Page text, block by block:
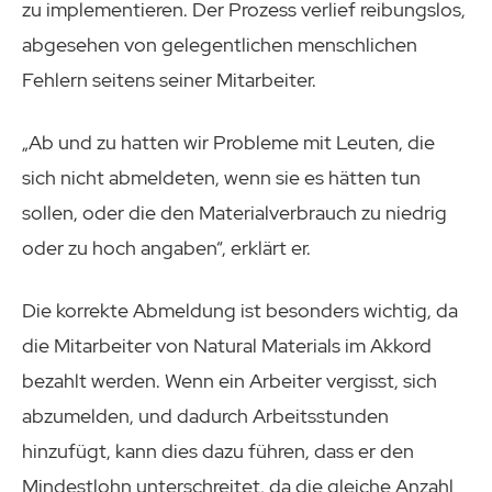
zu implementieren. Der Prozess verlief reibungslos,
abgesehen von gelegentlichen menschlichen
Fehlern seitens seiner Mitarbeiter.
„Ab und zu hatten wir Probleme mit Leuten, die
sich nicht abmeldeten, wenn sie es hätten tun
sollen, oder die den Materialverbrauch zu niedrig
oder zu hoch angaben“, erklärt er.
Die korrekte Abmeldung ist besonders wichtig, da
die Mitarbeiter von Natural Materials im Akkord
bezahlt werden. Wenn ein Arbeiter vergisst, sich
abzumelden, und dadurch Arbeitsstunden
hinzufügt, kann dies dazu führen, dass er den
Mindestlohn unterschreitet, da die gleiche Anzahl